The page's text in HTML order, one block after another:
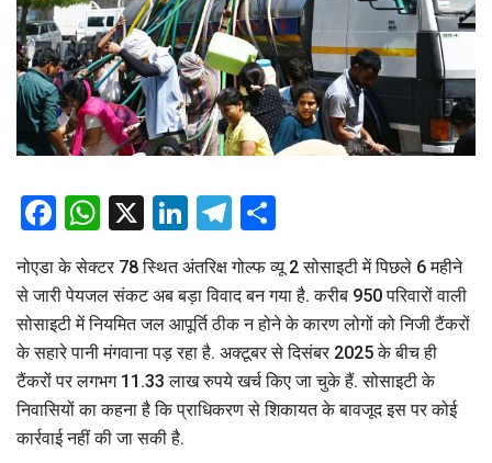
Facebook
WhatsApp
X LinkedIn
Telegram
नोएडा के सेक्टर 78 स्थित अंतरिक्ष गोल्फ व्यू 2 सोसाइटी में पिछले 6 महीने
से जारी पेयजल संकट अब बड़ा विवाद बन गया है. करीब 950 परिवारों वाली
सोसाइटी में नियमित जल आपूर्ति ठीक न होने के कारण लोगों को निजी टैंकरों
के सहारे पानी मंगवाना पड़ रहा है. अक्टूबर से दिसंबर 2025 के बीच ही
टैंकरों पर लगभग 11.33 लाख रुपये खर्च किए जा चुके हैं. सोसाइटी के
निवासियों का कहना है कि प्राधिकरण से शिकायत के बावजूद इस पर कोई
कार्रवाई नहीं की जा सकी है.